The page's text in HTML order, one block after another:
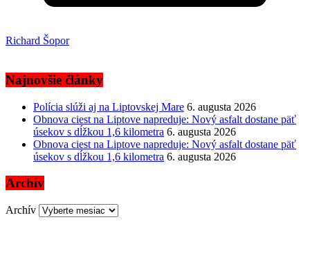
Richard Šopor
Najnovšie články
Polícia slúži aj na Liptovskej Mare 6. augusta 2026
Obnova ciest na Liptove napreduje: Nový asfalt dostane päť
úsekov s dĺžkou 1,6 kilometra 6. augusta 2026
Obnova ciest na Liptove napreduje: Nový asfalt dostane päť
úsekov s dĺžkou 1,6 kilometra 6. augusta 2026
Archív
Archív